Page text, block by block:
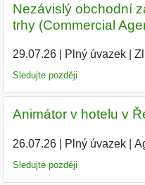
Nezávislý obchodní
trhy (Commercial
29.07.26| Plný úvazek|
Sledujte později
Animátor v hotelu v
26.07.26| Plný úvazek|
Sledujte později